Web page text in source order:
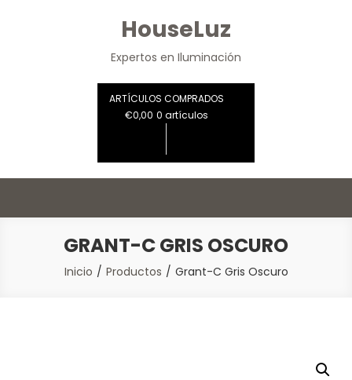
HouseLuz
Expertos en Iluminación
ARTÍCULOS COMPRADOS
€0,00 0 artículos
GRANT-C GRIS OSCURO
Inicio Productos Grant-C Gris Oscuro